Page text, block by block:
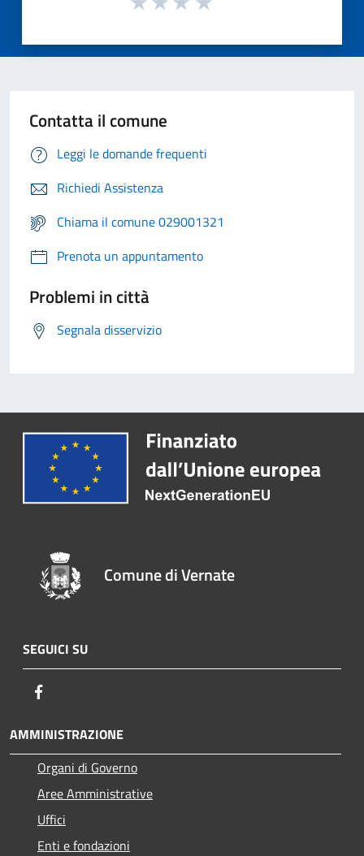
Contatta il comune
Leggi le domande frequenti
Richiedi Assistenza
Chiama il comune 029001321
Prenota un appuntamento
Problemi in città
Segnala disservizio
Comune di Vernate
SEGUICI SU
AMMINISTRAZIONE
Organi di Governo
Aree Amministrative
Uffici
Enti e fondazioni